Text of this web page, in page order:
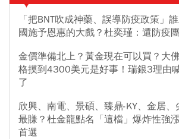
「把BNT吹成神藥、誤導防疫政策」
國施予恩惠的大戲？杜奕瑾：還防疫
金價準備北上？黃金現在可以買？大
格摸到4300美元是好事！瑞銀3理由
了
欣興、南電、景碩、臻鼎-KY、金居、
最賺？杜金龍點名「這檔」爆炸性強
首選